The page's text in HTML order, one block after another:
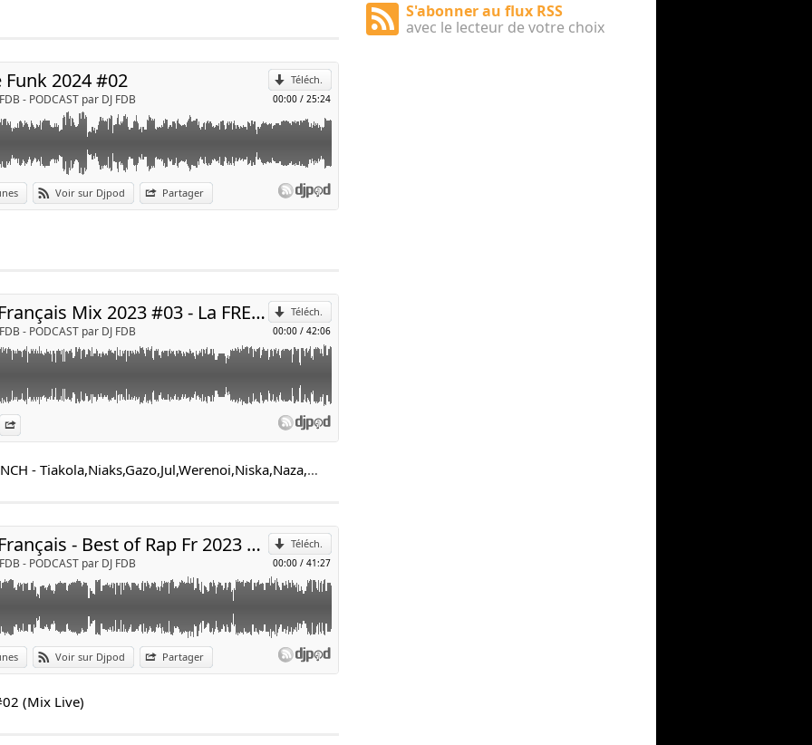
Téléch.
00:00 / 25:24
Funk 2024 #02
- PODCAST par DJ FDB
Voir sur Djpod Partager
Téléch.
00:00 / 42:06
Rap Français Mix 2023 #03 - La FRENCH - Tiakola,Niaks,Gazo,Jul,Werenoi,Niska,Naza,Franglish
- PODCAST par DJ FDB
Djpod
Données
p
OF RAP FRANCAIS 2023 #3 - MIX PAR DEEJAY FDB
Rap Français Mix 2023 #03 - La FRENCH - Tiakola,Niaks,Gazo,Jul,Werenoi,Niska,Naza,Franglish
Téléch.
00:00 / 41:27
Rap Français - Best of Rap Fr 2023 #02 (Mix Live)
- PODCAST par DJ FDB
Voir sur Djpod Partager
p
(Mix Live)
p
S'abonner au flux RSS
avec le lecteur de votre choix